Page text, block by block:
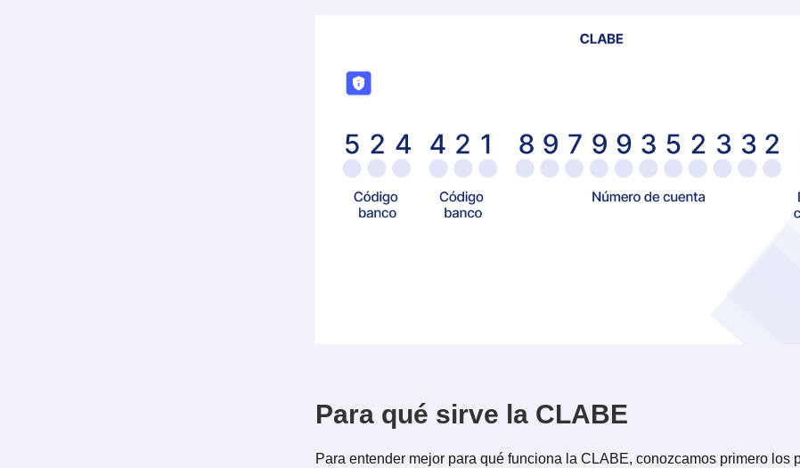
Para qué sirve la CLABE
Para entender mejor para qué funciona la CLABE, conozcamos primero los